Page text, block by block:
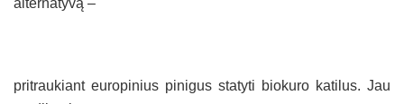
pritraukiant europinius pinigus statyti biokuro katilus. Jau